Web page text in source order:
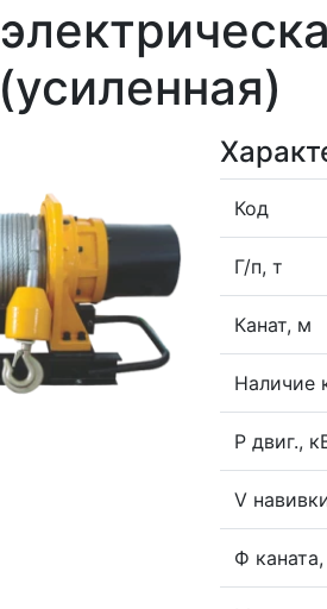
Код
Г/п, т
Канат, м
Наличие
P двиг.,
V
Ф